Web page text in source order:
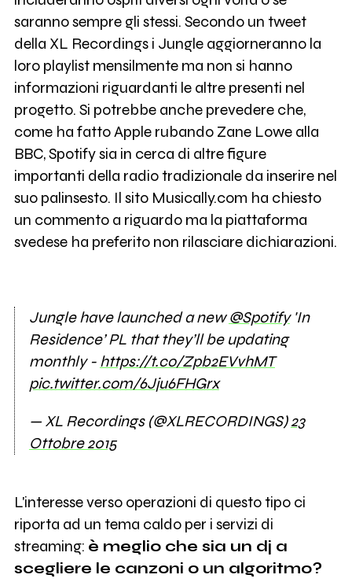
saranno sempre gli stessi. Secondo un tweet
della XL Recordings i Jungle aggiorneranno la
loro playlist mensilmente ma non si hanno
informazioni riguardanti le altre presenti nel
progetto. Si potrebbe anche prevedere che,
come ha fatto Apple rubando Zane Lowe alla
BBC, Spotify sia in cerca di altre figure
importanti della radio tradizionale da inserire nel
suo palinsesto. Il sito Musically.com ha chiesto
un commento a riguardo ma la piattaforma
svedese ha preferito non rilasciare dichiarazioni.
Jungle have launched a new@Spotify'In
Residence’ PL that they’ll be updating
monthly - https://t.co/Zpb2EVvhMT
pic.twitter.com/6Jju6FHGrx
— XL Recordings (@XLRECORDINGS)23
Ottobre 2015
L'interesse verso operazioni di questo tipo ci
riporta ad un tema caldo per i servizi di
streaming: è meglio che sia un dj a
scegliere le canzoni o un algoritmo?